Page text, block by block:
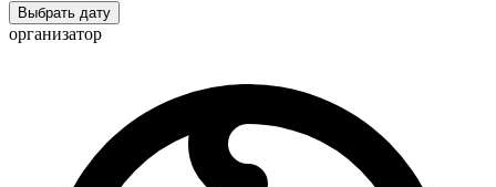
Выбрать дату
организатор